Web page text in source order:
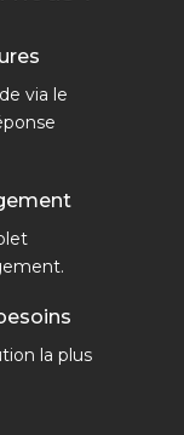
via le
la plus